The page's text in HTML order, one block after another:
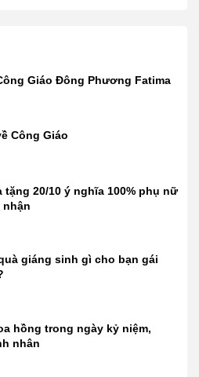
Giáo Đông Phương Fatima
Công Giáo
tặng 20/10 ý nghĩa 100% phụ nữ
nhận
giáng sinh gì cho bạn gái
hồng trong ngày kỷ niệm,
nhân